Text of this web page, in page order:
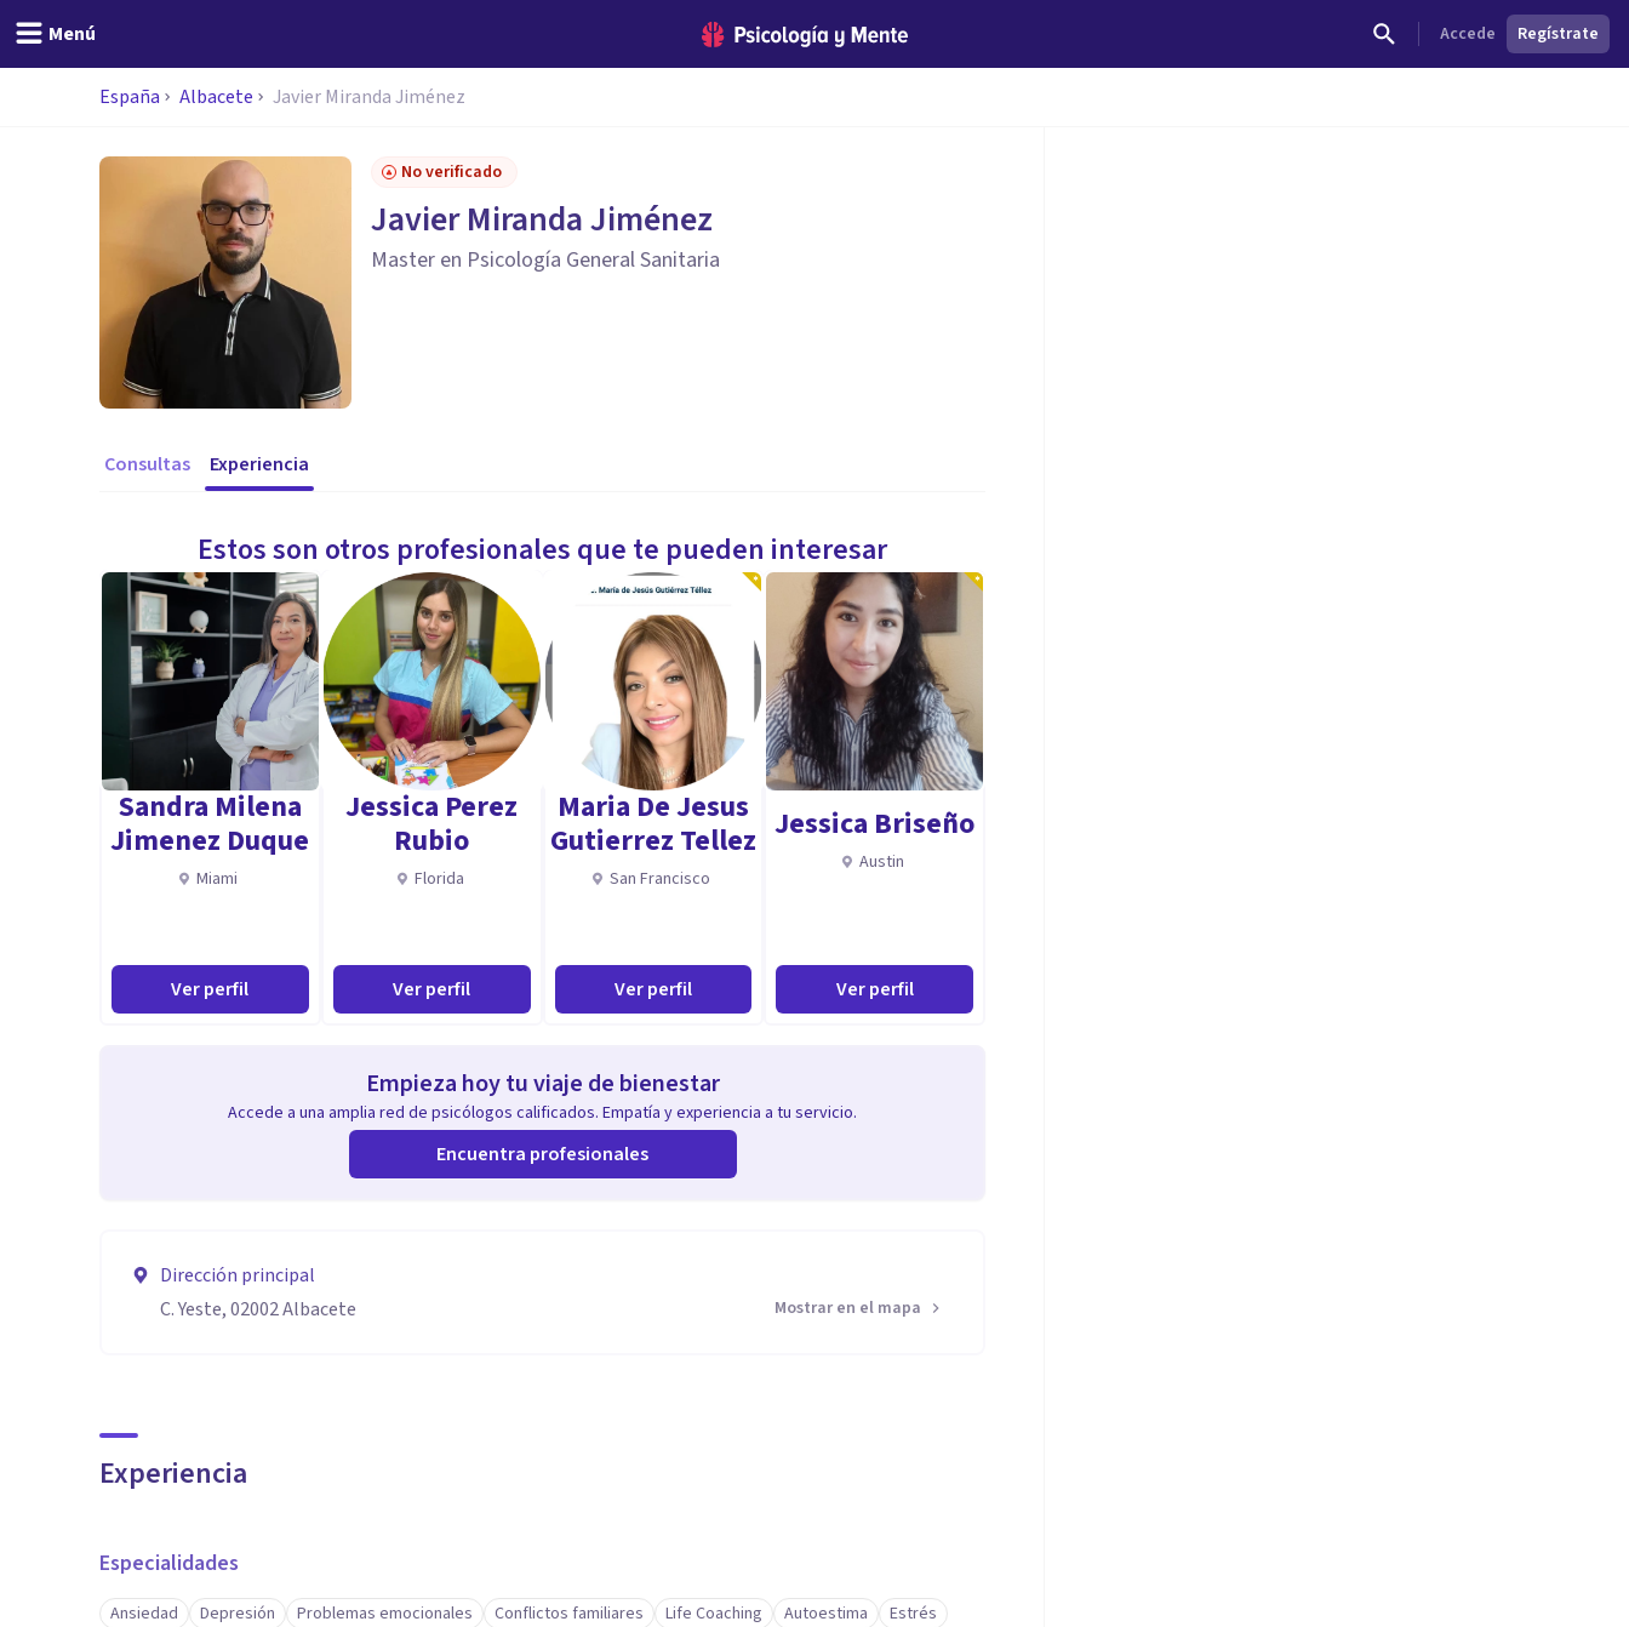
Menú Accede Regístrate
España Albacete Javier Miranda Jiménez
No verificado
Javier Miranda Jiménez
Master en Psicología General Sanitaria
Consultas Experiencia
Estos son otros profesionales que te pueden interesar
Sandra Milena
Jimenez Duque
Miami
Ver perfil
Jessica Perez
Rubio
Florida
Ver perfil
Maria De Jesus
Gutierrez Tellez
San Francisco
Ver perfil
Jessica Briseño
Austin
Ver perfil
Empieza hoy tu viaje de bienestar
Accede a una amplia red de psicólogos calificados. Empatía y experiencia a tu servicio.
Encuentra profesionales
Dirección principal
C. Yeste, 02002 Albacete
Mostrar en el mapa
Experiencia
Especialidades
Ansiedad Depresión Problemas emocionales Conflictos familiares Life Coaching Autoestima
Estrés